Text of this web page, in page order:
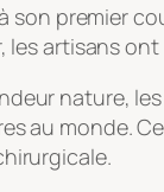
son premier
artisans
nature,
au monde.